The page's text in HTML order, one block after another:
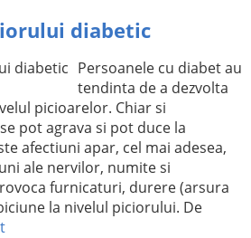
diabetic
Persoanele cu diabet au
tendinta de a dezvolta
picioarelor. Chiar si
pot agrava si pot duce la
afectiuni apar, cel mai adesea,
ale nervilor, numite si
furnicaturi, durere (arsura
la nivelul piciorului. De